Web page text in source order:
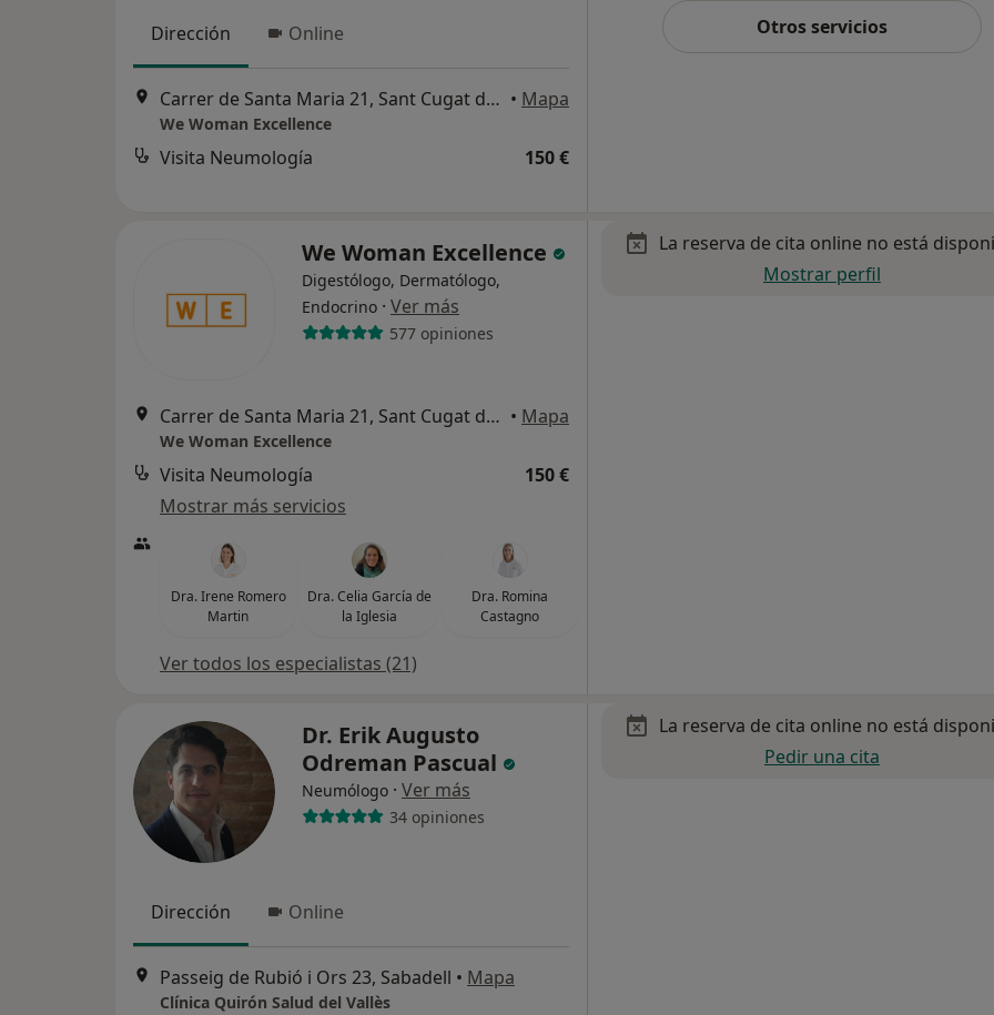
Dirección Online
Carrer de Santa Maria 21, Sant Cugat del Vallès • Mapa
We Woman Excellence
Visita Neumología 150 €
Otros servicios
We Woman Excellence
Digestólogo, Dermatólogo,
Endocrino · Ver más
577 opiniones
Carrer de Santa Maria 21, Sant Cugat del Vallès • Mapa
We Woman Excellence
Visita Neumología
150 €
Mostrar más servicios
Dra. Irene Romero
Martin
Dra. Celia García de
la Iglesia
Dra. Romina
Castagno
Ver todos los especialistas (21)
La reserva de cita online no está
Mostrar perfil
Dr. Erik Augusto
Odreman Pascual
Neumólogo · Ver más
34 opiniones
Dirección Online
Passeig de Rubió i Ors 23, Sabadell • Mapa
Clínica Quirón Salud del Vallès
La reserva de cita online no está
Pedir una cita